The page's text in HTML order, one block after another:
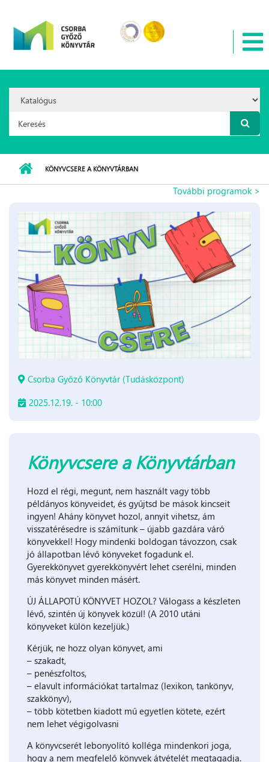
Option:
Keresés űrlap
KÖNYVCSERE A KÖNYVTÁRBAN
További programok >
Csorba Győző Könyvtár (Tudásközpont)
2025.12.19. - 10:00
Könyvcsere a Könyvtárban
Hozd el régi, megunt, nem használt vagy több
példányos könyveidet, és gyűjtsd be mások kincseit
ingyen! Ahány könyvet hozol, annyit vihetsz, ám
visszatérésedre is számítunk – újabb gazdára váró
könyvekkel! Hogy mindenki boldogan távozzon, csak
jó állapotban lévő könyveket fogadunk el.
Gyerekkönyvet gyerekkönyvért lehet cserélni, minden
más könyvet minden másért.
ÚJ ÁLLAPOTÚ KÖNYVET HOZOL? Válogass a készleten
lévő, szintén új könyvek közül! (A 2010 utáni
könyveket külön kezeljük.)
Kérjük, ne hozz olyan könyvet, ami
– szakadt,
– penészfoltos,
– elavult információkat tartalmaz (lexikon, tankönyv,
szakkönyv),
– több kötetben kiadott mű egyetlen kötete, ezért
nem lehet végigolvasni
A könyvcserét lebonyolító kolléga mindenkori joga,
hogy a nem megfelelő könyvek átvételét megtagadja.